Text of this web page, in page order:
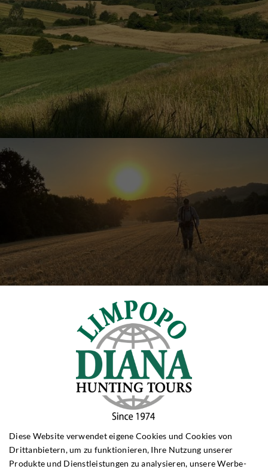
Diese Website verwendet eigene Cookies und Cookies von
Drittanbietern, um zu funktionieren, Ihre Nutzung unserer
Produkte und Dienstleistungen zu analysieren, unsere Werbe-